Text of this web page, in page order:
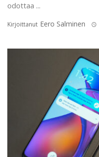
odottaa ...
Kirjoittanut Eero Salminen